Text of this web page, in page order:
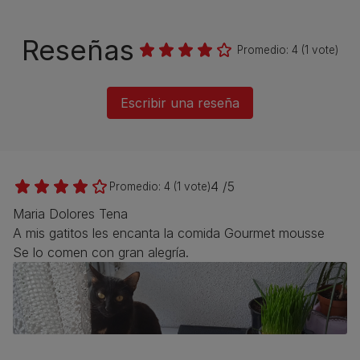
Reseñas Promedio: 4 (1 vote)
Escribir una reseña
Promedio: 4 (1 vote)4 /5
Maria Dolores Tena
A mis gatitos les encanta la comida Gourmet mousse
Se lo comen con gran alegría.